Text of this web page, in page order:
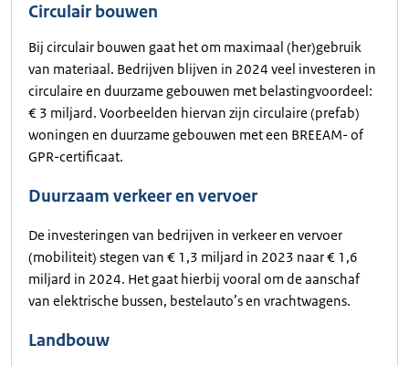
Circulair bouwen
Bij circulair bouwen gaat het om maximaal (her)gebruik
van materiaal. Bedrijven blijven in 2024 veel investeren in
circulaire en duurzame gebouwen met belastingvoordeel:
€ 3 miljard. Voorbeelden hiervan zijn circulaire (prefab)
woningen en duurzame gebouwen met een BREEAM- of
GPR-certificaat.
Duurzaam verkeer en vervoer
De investeringen van bedrijven in verkeer en vervoer
(mobiliteit) stegen van € 1,3 miljard in 2023 naar € 1,6
miljard in 2024. Het gaat hierbij vooral om de aanschaf
van elektrische bussen, bestelauto’s en vrachtwagens.
Landbouw